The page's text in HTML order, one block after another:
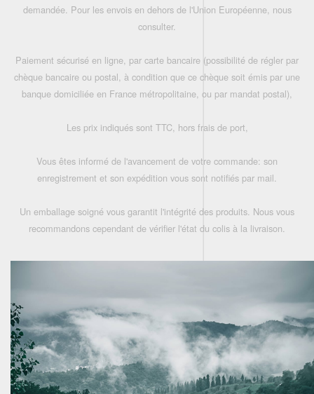
demandée. Pour les envois en dehors de l'Union Européenne, nous
consulter.
Paiement sécurisé en ligne, par carte bancaire (possibilité de régler par
chèque bancaire ou postal, à condition que ce chèque soit émis par une
banque domiciliée en France métropolitaine, ou par mandat postal),
Les prix indiqués sont TTC, hors frais de port,
Vous êtes informé de l'avancement de votre commande: son
enregistrement et son expédition vous sont notifiés par mail.
Un emballage soigné vous garantit l'intégrité des produits. Nous vous
recommandons cependant de vérifier l'état du colis à la livraison.